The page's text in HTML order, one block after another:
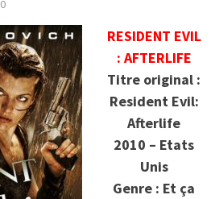
0
RESIDENT EVIL
: AFTERLIFE
Titre original :
Resident Evil:
Afterlife
2010 – Etats
Unis
Genre : Et ça